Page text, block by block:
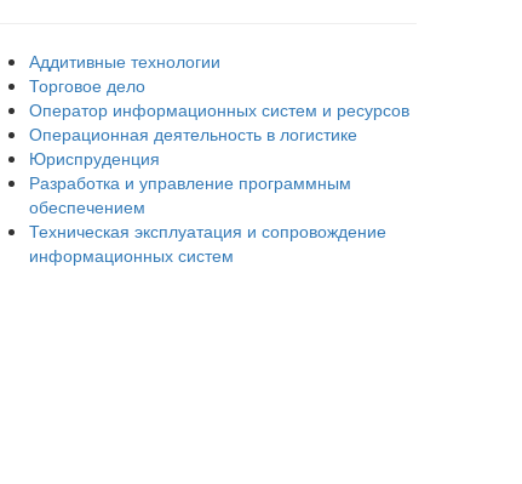
Аддитивные технологии
Торговое дело
Оператор информационных систем и ресурсов
Операционная деятельность в логистике
Юриспруденция
Разработка и управление программным
обеспечением
Техническая эксплуатация и сопровождение
информационных систем